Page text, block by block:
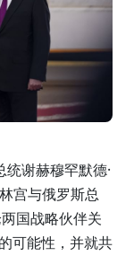
谢赫穆罕默德·
宫与俄罗斯总
国战略伙伴关
可能性，并就共